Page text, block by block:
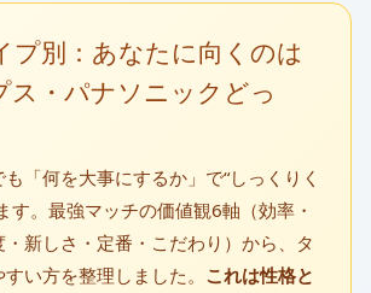
プ別：あなたに向くのは
ス・パナソニックどっ
「何を大事にするか」で“しっくりく
す。最強マッチの価値観6軸（効率・
新しさ・定番・こだわり）から、タ
い方を整理しました。 これは性格と